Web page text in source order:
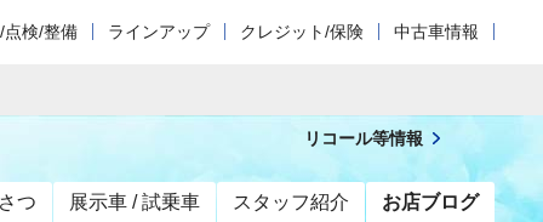
点検/整備 ラインアップ クレジット/保険 中古車情報
つ 展示車 / 試乗車 スタッフ紹介 お店ブログ
リコール等情報